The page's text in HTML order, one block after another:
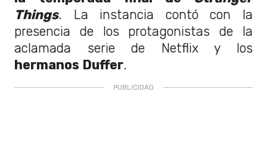
Things. La instancia contó con la
presencia de los protagonistas de la
aclamada serie de Netflix y los
hermanos Duffer.